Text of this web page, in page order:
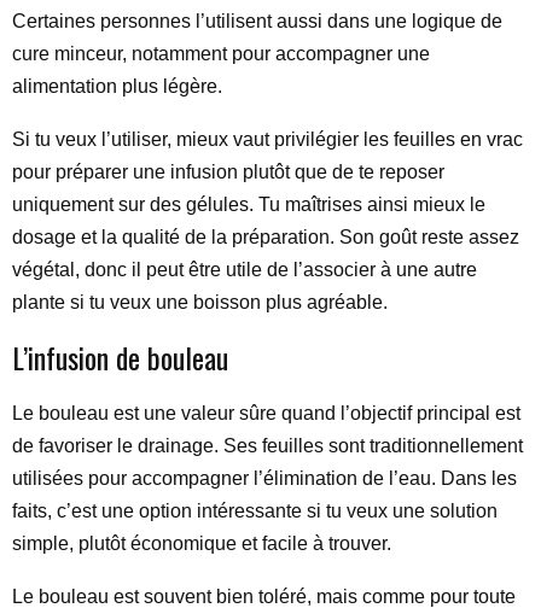
Certaines personnes l’utilisent aussi dans une logique de
cure minceur, notamment pour accompagner une
alimentation plus légère.
Si tu veux l’utiliser, mieux vaut privilégier les feuilles en vrac
pour préparer une infusion plutôt que de te reposer
uniquement sur des gélules. Tu maîtrises ainsi mieux le
dosage et la qualité de la préparation. Son goût reste assez
végétal, donc il peut être utile de l’associer à une autre
plante si tu veux une boisson plus agréable.
L’infusion de bouleau
Le bouleau est une valeur sûre quand l’objectif principal est
de favoriser le drainage. Ses feuilles sont traditionnellement
utilisées pour accompagner l’élimination de l’eau. Dans les
faits, c’est une option intéressante si tu veux une solution
simple, plutôt économique et facile à trouver.
Le bouleau est souvent bien toléré, mais comme pour toute